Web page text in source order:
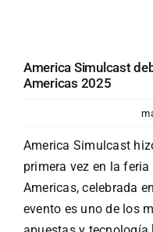
America Simulcast
Americas 2025
America Simulcast
primera vez en la
Americas, celebrada
evento es uno de los